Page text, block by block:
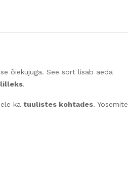
õiekujuga. See sort lisab aeda
.
ka tuulistes kohtades. Yosemite